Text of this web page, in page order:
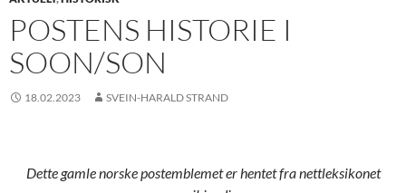
POSTENS HISTORIE I
SOON/SON
18.02.2023 SVEIN-HARALD STRAND
Dette gamle norske postemblemet er hentet fra nettleksikonet